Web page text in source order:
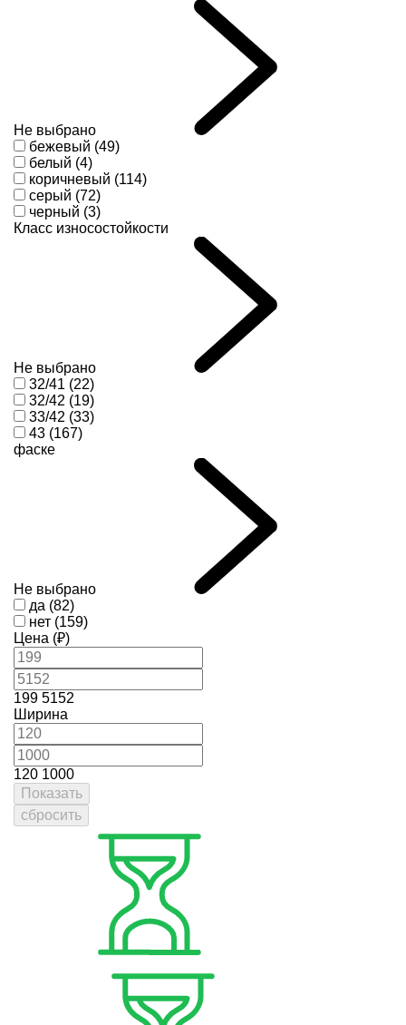
Не выбрано
бежевый (49)
белый (4)
коричневый (114)
серый (72)
черный (3)
Класс износостойкости
Не выбрано
32/41 (22)
32/42 (19)
33/42 (33)
43 (167)
фаске
Не выбрано
да (82)
нет (159)
Цена (₽)
199 5152
Ширина
120 1000
Показать
сбросить